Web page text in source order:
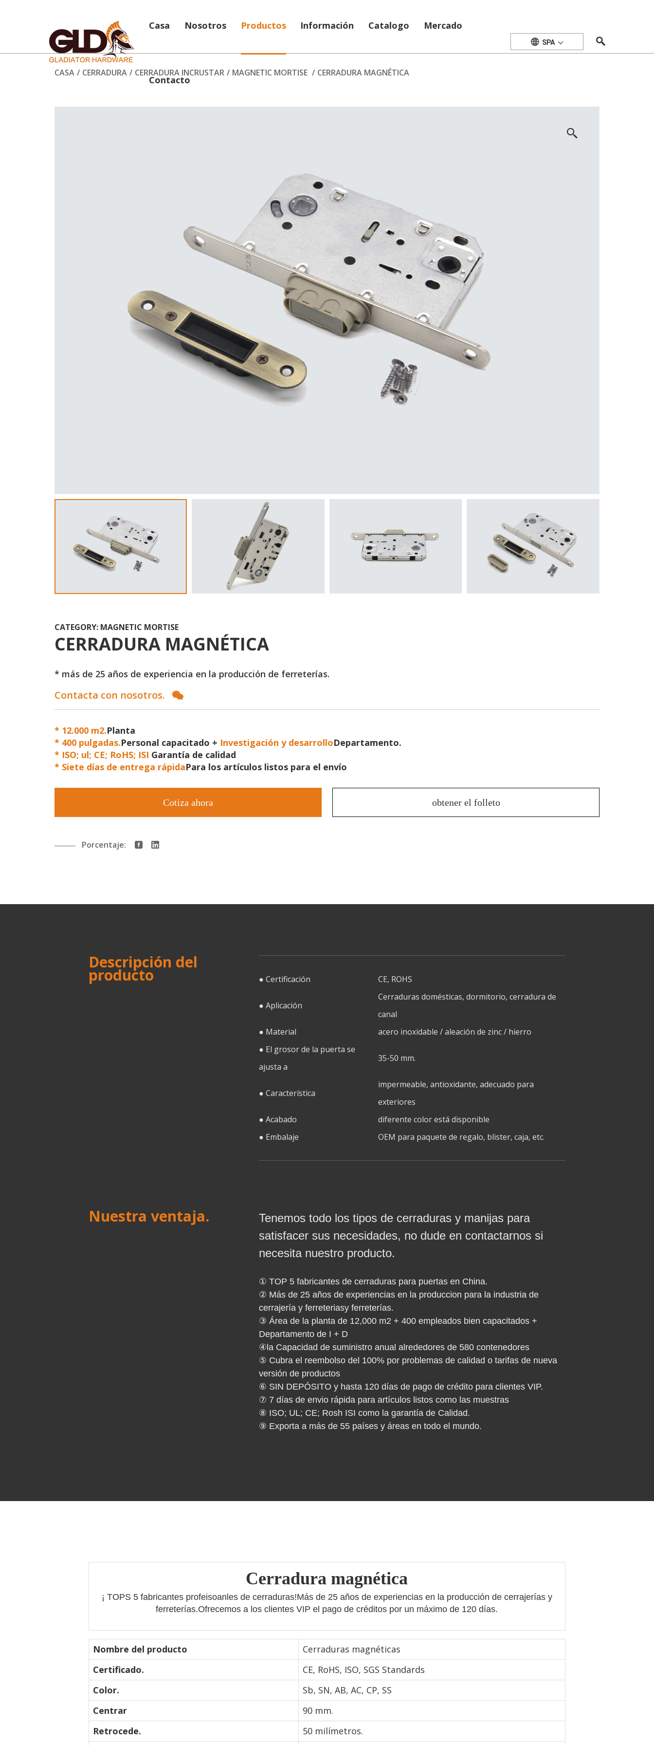
Casa Nosotros Productos Información Catalogo Mercado
Contacto
SPA
CASA / CERRADURA / CERRADURA INCRUSTAR / MAGNETIC MORTISE / CERRADURA MAGNÉTICA
CATEGORY: MAGNETIC MORTISE
CERRADURA MAGNÉTICA
* más de 25 años de experiencia en la producción de ferreterías.
Contacta con nosotros.
* 12.000 m2.Planta
* 400 pulgadas.Personal capacitado + Investigación y desarrolloDepartamento.
* ISO; ul; CE; RoHS; ISI Garantía de calidad
* Siete días de entrega rápidaPara los artículos listos para el envío
Cotiza ahora obtener el folleto
Porcentaje:
Descripción del
producto ● Certificación CE, ROHS
● Aplicación
Cerraduras domésticas, dormitorio, cerradura de
canal
● Material
acero inoxidable / aleación de zinc / hierro
● El grosor de la puerta se
ajusta a
35-50 mm.
● Característica
impermeable, antioxidante, adecuado para
exteriores
● Acabado
diferente color está disponible
● Embalaje
OEM para paquete de regalo, blister, caja, etc.
Nuestra ventaja.
Tenemos todo los tipos de cerraduras y manijas para
satisfacer sus necesidades, no dude en contactarnos si
necesita nuestro producto.
① TOP 5 fabricantes de cerraduras para puertas en China.
② Más de 25 años de experiencias en la produccion para la industria de
cerrajería y ferreteriasy ferreterías.
③ Área de la planta de 12,000 m2 + 400 empleados bien capacitados +
Departamento de I + D
④la Capacidad de suministro anual alrededores de 580 contenedores
⑤ Cubra el reembolso del 100% por problemas de calidad o tarifas de nueva
versión de productos
⑥ SIN DEPÓSITO y hasta 120 días de pago de crédito para clientes VIP.
⑦ 7 días de envio rápida para artículos listos como las muestras
⑧ ISO; UL; CE; Rosh ISI como la garantía de Calidad.
⑨ Exporta a más de 55 países y áreas en todo el mundo.
Cerradura magnética
¡ TOPS 5 fabricantes profeisoanles de cerraduras!Más de 25 años de experiencias en la producción de cerrajerías y
ferreterías.Ofrecemos a los clientes VIP el pago de créditos por un máximo de 120 días.
Nombre del producto
Cerraduras magnéticas
Certificado.
CE, RoHS, ISO, SGS Standards
Color.
Sb, SN, AB, AC, CP, SS
Centrar
90 mm.
Retrocede.
50 milímetros.